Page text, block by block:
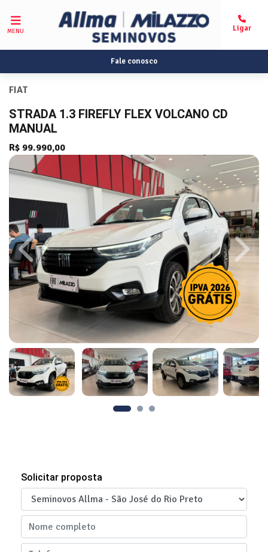
MENU
Fale conosco
FIAT
STRADA 1.3 FIREFLY FLEX VOLCANO CD
MANUAL
R$ 99.990,00
Previous Next
Solicitar proposta